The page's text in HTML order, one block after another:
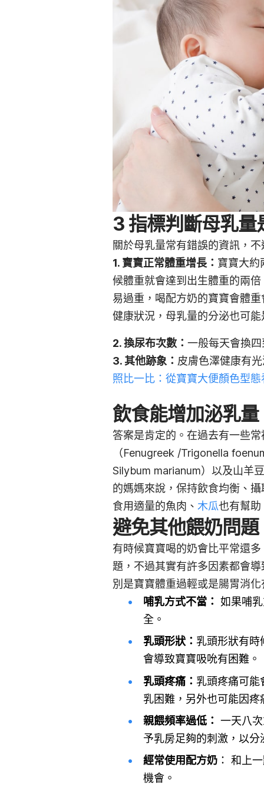
3 指標判斷母乳量
關於母乳量常有錯誤的資訊，
1. 寶寶正常體重增長： 寶寶大約
候體重就會達到出生體重的兩
易過重，喝配方奶的寶寶會體
健康狀況，母乳量的分泌也可
2. 換尿布次數 ： 一般每天會換
3. 其他跡象 ： 皮膚色澤健康有
照比一比：從寶寶大便顏色型態
飲食能增加泌乳量
答案是肯定的。在過去有一些
（Fenugreek /Trigonella
Silybum marianum）以及山羊
的媽媽來說，保持飲食均衡、
食用適量的魚肉、 木瓜也有幫助
避免其他餵奶問題
有時候寶寶喝的奶會比平常還
題，不過其實有許多因素都會
別是寶寶體重過輕或是腸胃消
哺乳方式不當： 如果哺
全。
乳頭形狀： 乳頭形狀有時
會導致寶寶吸吮有困難。
乳頭疼痛： 乳頭疼痛可
乳困難，另外也可能因
親餵頻率過低： 一天八
予乳房足夠的刺激，以分
經常使用配方奶 ： 和上
機會。